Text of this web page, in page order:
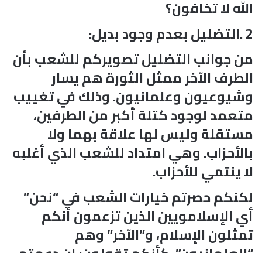
الله لا تخافون؟
2 .التضليل بعدم وجود بديل:
من جوانب التضليل تصويركم للشعب بأن
الطرف الآخر ممثل الثورة هم يسار
وشيوعيون وعلمانيون. وذلك في تغييب
متعمد لوجود كتلة أكبر من الطرفين،
مستقلة وليس لها علاقة بهما ولا
بالأحزاب. وهي امتداد للشعب الذي أغلبه
لا ينتمي للأحزاب.
لكنكم حصرتم خيارات الشعب في “نحن”
أي الإسلامويين الذين تزعمون أنكم
تمثلون الإسلام، و”الآخر” وهم